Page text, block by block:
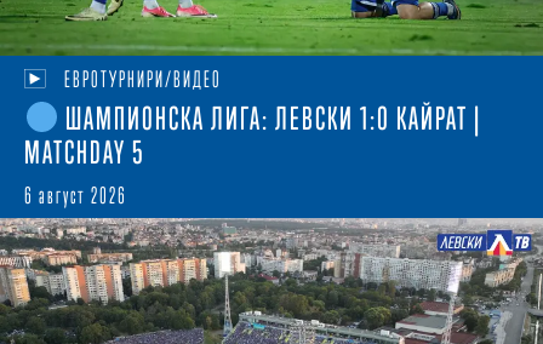
ЕВРОТУРНИРИ/ВИДЕО
ШАМПИОНСКА ЛИГА: ЛЕВСКИ 1:0 КАЙРАТ |
MATCHDAY 5
6 август 2026